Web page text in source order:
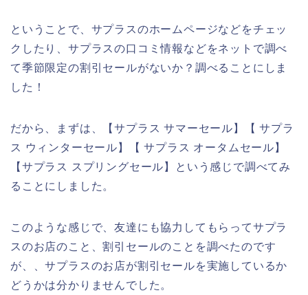
ということで、サプラスのホームページなどをチェッ
クしたり、サプラスの口コミ情報などをネットで調べ
て季節限定の割引セールがないか？調べることにしま
した！
だから、まずは、【サプラス サマーセール】【 サプラ
ス ウィンターセール】【 サプラス オータムセール】
【サプラス スプリングセール】という感じで調べてみ
ることにしました。
このような感じで、友達にも協力してもらってサプラ
スのお店のこと、割引セールのことを調べたのです
が、、サプラスのお店が割引セールを実施しているか
どうかは分かりませんでした。